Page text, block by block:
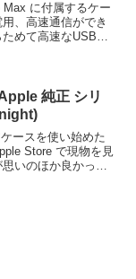
に付属するケー
、高速通信ができ
めて高速なUSB
純正 シリ
ースを使い始めた
Store で現物を見
いのほか良かった